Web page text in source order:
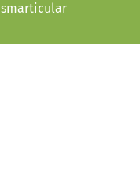
g
a
smarticular